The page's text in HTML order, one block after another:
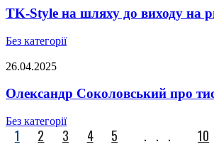
TK-Style на шляху до виходу на
Без категорії
26.04.2025
Олександр Соколовський про
Без категорії
1 2 3 4 5 ... 10